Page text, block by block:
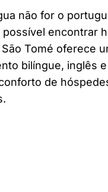
não for o
possível encontrar
Tomé oferece
bilíngue, inglês
de